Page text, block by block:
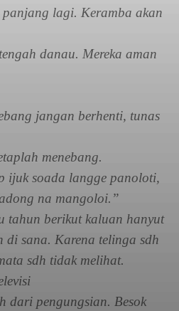
lagi. Keramba akan
danau. Mereka aman
jangan berhenti, tunas
menebang.
ijuk soada langge panoloti,
na mangoloi.”
tahun berikut kaluan hanyut
di sana. Karena telinga sdh
sdh tidak melihat.
dari pengungsian. Besok